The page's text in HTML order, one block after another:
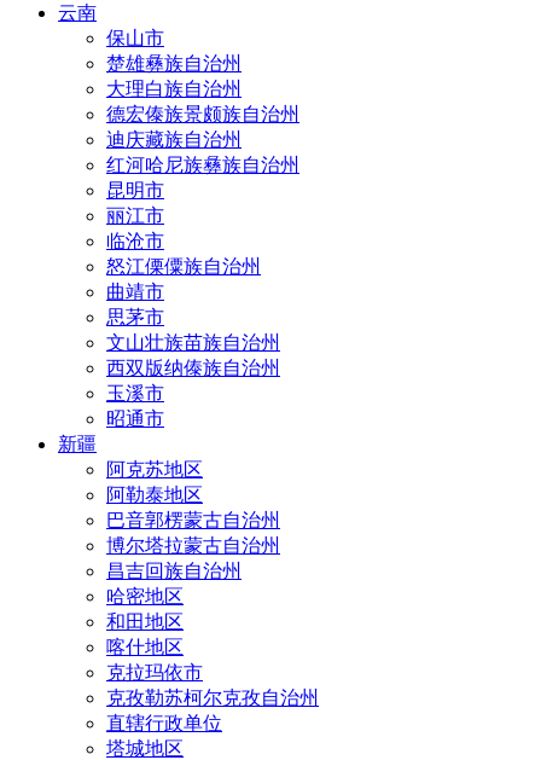
云南
保山市
楚雄彝族自治州
大理白族自治州
德宏傣族景颇族自治州
迪庆藏族自治州
红河哈尼族彝族自治州
昆明市
丽江市
临沧市
怒江傈僳族自治州
曲靖市
思茅市
文山壮族苗族自治州
西双版纳傣族自治州
玉溪市
昭通市
新疆
阿克苏地区
阿勒泰地区
巴音郭楞蒙古自治州
博尔塔拉蒙古自治州
昌吉回族自治州
哈密地区
和田地区
喀什地区
克拉玛依市
克孜勒苏柯尔克孜自治州
直辖行政单位
塔城地区